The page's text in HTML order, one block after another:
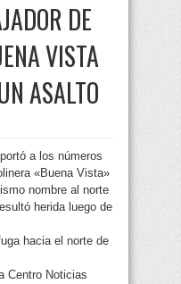
DE
VISTA
ASALTO
a los números
«Buena Vista»
nombre al norte
herida luego de
hacia el norte de
Centro Noticias